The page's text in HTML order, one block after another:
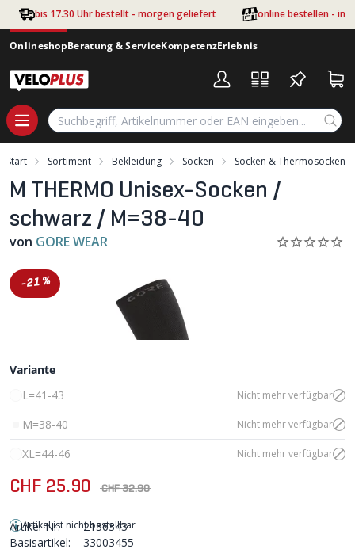
Zum Hauptinhalt springen
bis 17.30 Uhr bestellt - morgen geliefert online bestellen - im
OnlineshopBeratung & ServiceKompetenzErlebnis
Start Sortiment Bekleidung Socken Socken & Thermosocken
M THERMO Unisex-Socken /
schwarz / M=38-40
von GORE WEAR
-21%
Variante
L=41-43
Nicht mehr verfügbar
M=38-40 Nicht mehr verfügbar
XL=44-46 Nicht mehr verfügbar
CHF 25.90 CHF 32.90
Artikel ist nicht bestellbar
Artikel-Nr:
2136343
Basisartikel:
33003455